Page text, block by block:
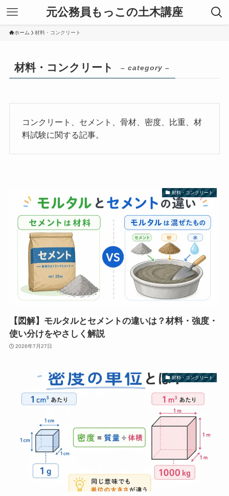
元公務員もっこの土木講座
ホーム 材料・コンクリート
材料・コンクリート – category –
コンクリート、セメント、骨材、密度、比重、材
料試験に関する記事。
材料・コンクリート
【図解】モルタルとセメントの違いは？材料・強度・
使い分けをやさしく解説
2026年7月27日
材料・コンクリート